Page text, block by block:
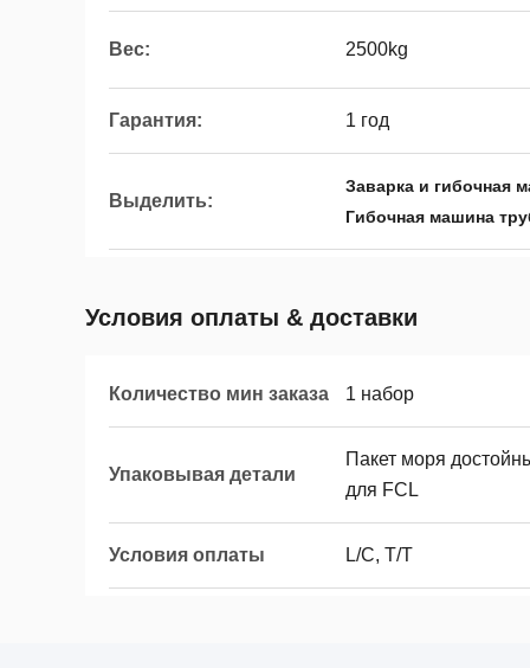
Вес: 2500kg
Гарантия: 1 год
Выделить:
Заварка и гибочная
Гибочная машина
Условия оплаты & доставки
Количество мин заказа 1 набор
Упаковывая детали
Пакет моря
для FCL
Условия оплаты L/C, T/T